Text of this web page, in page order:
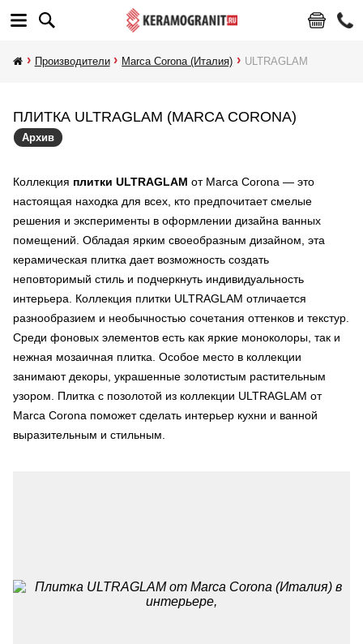
Производители Marca Corona (Италия) ULTRAGLAM
ПЛИТКА ULTRAGLAM (MARCA CORONA)
Архив
Коллекция плитки ULTRAGLAM от Marca Corona — это
настоящая находка для всех, кто предпочитает смелые
решения и эксперименты в оформлении дизайна ванных
помещений. Обладая ярким своеобразным дизайном, эта
керамическая плитка дает возможность создать
неповторимый стиль и подчеркнуть индивидуальность
интерьера. Коллекция плитки ULTRAGLAM отличается
разнообразием и необычностью сочетания оттенков и текстур.
Среди фоновых элементов есть как яркие моноколоры, так и
нежная мозаичная плитка. Особое место в коллекции
занимают декоры, украшенные золотистым растительным
узором. Плитка с позолотой из коллекции ULTRAGLAM от
Marca Corona поможет сделать интерьер кухни и ванной
выразительным и стильным.